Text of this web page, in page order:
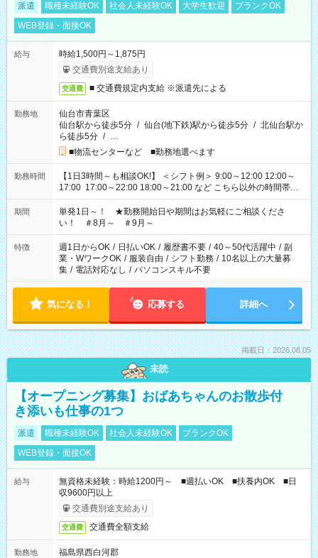
派遣 職種未経験OK 社会人未経験OK 大学生歓迎
ブランクOK
WEB登録・面接OK
給与
時給1,500円～1,875円
交通費別途支給あり
交通費 ■ 交通費規定内支給 ※派遣先による
勤務地
仙台市青葉区
仙台駅から徒歩5分 / 仙台(地下鉄)駅から徒歩5分 / 北仙台駅か
ら徒歩5分 / …
■物流センターなど ■勤務地選べます
勤務時間
【1日3時間～も相談OK!】 ＜シフト例＞ 9:00～12:00 12:00～
17:00 17:00～22:00 18:00～21:00 など こちら以外の時間帯も
お気軽にご相談ください！
期間
単発1日～！ ★勤務開始日や期間はお気軽にご相談くださ
い！ ＃8月～ ＃9月～
特徴 週1日からOK / 日払いOK / 履歴書不要 / 40～50代活躍中 / 副
業・WワークOK / 服装自由 / シフト勤務 / 10名以上の大量募
集 / 電話対応なし / パソコンスキル不要
気になる！ 応募する 詳細へ
掲載日：2026.08.05
未読
【オープニング募集】おばあちゃんのお散歩付
き添いも仕事の1つ
派遣 職種未経験OK 社会人未経験OK
ブランクOK
WEB登録・面接OK
給与
無資格未経験：時給1200円～ ■週払いOK ■扶養内OK ■日
収9600円以上
交通費別途支給あり
交通費 交通費全額支給
勤務地
福島県西白河郡